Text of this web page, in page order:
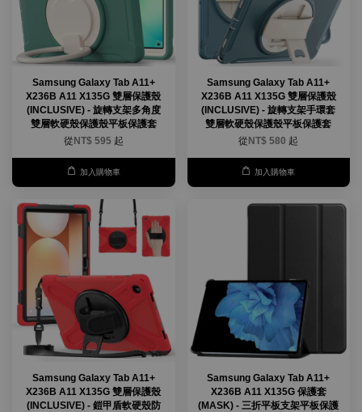
Samsung Galaxy Tab A11+
X236B A11 X135G 雙層保護殼
(INCLUSIVE) - 旋轉支架多角度
雙層軟硬殼保護殼平板保護套
從 NT$ 595 起
加入購物車
Samsung Galaxy Tab A11+
X236B A11 X135G 雙層保護殼
(INCLUSIVE) - 旋轉支架手環套
雙層軟硬殼保護殼平板保護套
從 NT$ 580 起
加入購物車
Samsung Galaxy Tab A11+
X236B A11 X135G 雙層保護殼
(INCLUSIVE) - 鎧甲盾軟硬殼防
Samsung Galaxy Tab A11+
X236B A11 X135G 保護套
(MASK) - 三折平板支架平板保護